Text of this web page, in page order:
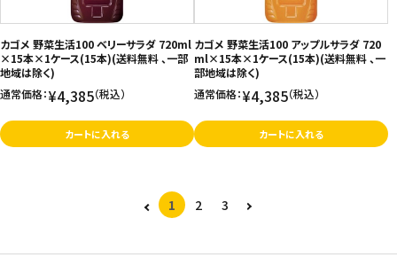
カゴメ 野菜生活100 ベリーサラダ 720ml
×15本×1ケース(15本)(送料無料 、一部
地域は除く)
通常価格：¥4,385（税込）
カートに入れる
カゴメ 野菜生活100 アップルサラダ 720
ml×15本×1ケース(15本)(送料無料 、一
部地域は除く)
通常価格：¥4,385（税込）
カートに入れる
1 2 3